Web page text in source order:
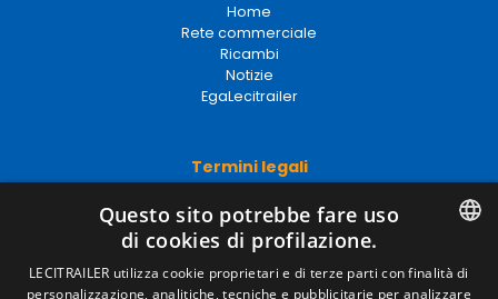
Home
Rete commerciale
Ricambi
Notizie
EgaLecitrailer
Termini legali
Avviso legale
Politiche sulla privacy
Politica sui cookie
Condizioni generali di vendita
Gestire i cookie
SPANISH
Questo sito potrebbe fare uso
di cookies di profilazione.
LECITRAILER utilizza cookie proprietari e di terze parti con finalità di
personalizzazione, analitiche, tecniche e pubblicitarie per analizzare